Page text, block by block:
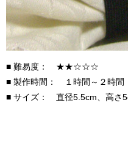
■ 難易度： ★★☆☆☆
■ 製作時間： １時間～２時間
■ サイズ： 直径5.5cm、高さ